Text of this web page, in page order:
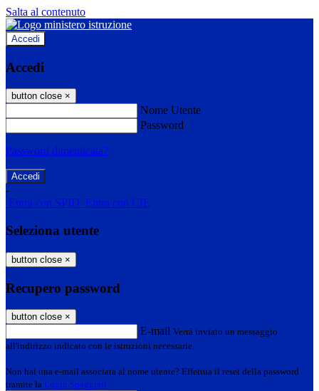
Salta al contenuto
Accedi
Accedi
button close ×
Nome Utente
Password
Password dimenticata?
-
Entra con SPID Entra con CIE
Seleziona utente
button close ×
Recupero password
button close ×
E-mail Verrà inviato un messaggio
all'indirizzo indicato con le istruzioni necessarie.
Non hai una e-mail associata al nome utente? Effettua il reset della password
tramite la Login Spaggiari